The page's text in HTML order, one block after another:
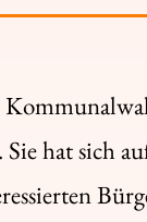
hat sich